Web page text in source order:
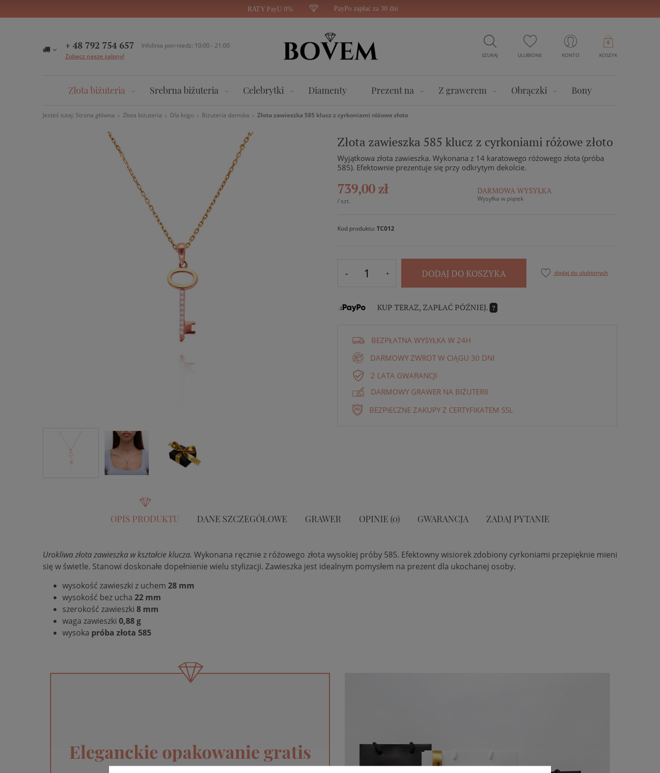
RATY PayU 0% PayPo zapłać za 30 dni
+ 48 792 754 657
Infolinia pon-niedz: 10:00 - 21:00
Zobacz nasze salony!
SZUKAJ ULUBIONE KONTO KOSZYK
0
Złota biżuteria Srebrna biżuteria Celebrytki Diamenty Prezent na Z grawerem Obrączki Bony
Jesteś tutaj: Strona główna Złota biżuteria Dla kogo Biżuteria damska Złota zawieszka 585 klucz z cyrkoniami różowe złoto
Złota zawieszka 585 klucz z cyrkoniami różowe złoto
Wyjątkowa złota zawieszka. Wykonana z 14 karatowego różowego złota (próba
585). Efektownie prezentuje się przy odkrytym dekolcie.
739,00 zł
/ szt.
DARMOWA WYSYŁKA
Wysyłka w piątek
Kod produktu: TC012
DODAJ DO KOSZYKA dodaj do ulubionych
KUP TERAZ, ZAPŁAĆ PÓŹNIEJ. ?
BEZPŁATNA WYSYŁKA W 24H
DARMOWY ZWROT W CIĄGU 30 DNI
2 LATA GWARANCJI
DARMOWY GRAWER NA BIŻUTERII
BEZPIECZNE ZAKUPY Z CERTYFIKATEM SSL
OPIS PRODUKTU DANE SZCZEGÓŁOWE GRAWER OPINIE (0) GWARANCJA ZADAJ PYTANIE
Urokliwa złota zawieszka w kształcie klucza. Wykonana ręcznie z różowego złota wysokiej próby 585. Efektowny wisiorek zdobiony cyrkoniami przepięknie mieni
się w świetle. Stanowi doskonałe dopełnienie wielu stylizacji. Zawieszka jest idealnym pomysłem na prezent dla ukochanej osoby.
wysokość zawieszki z uchem 28 mm
wysokość bez ucha 22 mm
szerokość zawieszki 8 mm
waga zawieszki 0,88 g
wysoka próba złota 585
Eleganckie opakowanie gratis